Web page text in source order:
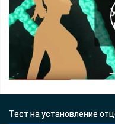
Тест на установление